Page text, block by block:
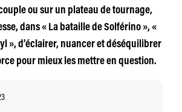
ou sur un plateau de tournage,
dans « La bataille de Solférino », «
», d’éclairer, nuancer et déséquilibrer
pour mieux les mettre en question.